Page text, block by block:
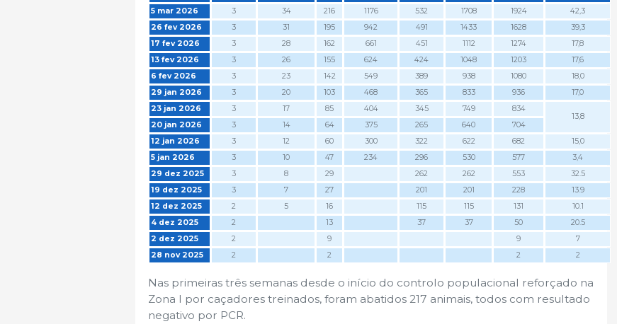
5 mar 2026 3 34 216 1176 532 1708 1924
42,3
26 fev 2026
3 31 195 942 491 1433 1628
39,3
17 fev 2026
3 28 162 661 451 1112 1274
17,8
13 fev 2026
3 26 155 624 424 1048 1203
17,6
6 fev 2026
3 23 142 549 389 938 1080
18,0
29 jan 2026
3 20 103 468 365 833 936
17,0
23 jan 2026
3 17 85 404 345 749
834
13,8
20 jan 2026
3 14 64 375 265 640
704
12 jan 2026
3 12 60 300 322 622 682
15,0
5 jan 2026
3 10 47 234 296 530 577
3,4
29 dez 2025
3 8 29 262 262 553
32.5
19 dez 2025
3 7 27 201 201 228
13.9
12 dez 2025
2 5 16 115 115 131
10.1
4 dez 2025
2 13 37 37 50
20.5
2 dez 2025
2 9 9
7
28 nov 2025
2 2 2 2
Nas primeiras três semanas desde o início do controlo populacional reforçado na
Zona I por caçadores treinados, foram abatidos 217 animais, todos com resultado
negativo por PCR.